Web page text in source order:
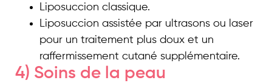
Liposuccion classique.
Liposuccion assistée par ultrasons ou laser
pour un traitement plus doux et un
raffermissement cutané supplémentaire.
4) Soins de la peau